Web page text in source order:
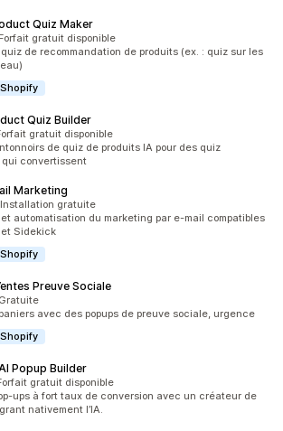
Quiz Maker
5
Forfait gratuit disponible
de recommandation de produits (ex. : quiz sur les
Quiz Builder
5
gratuit disponible
de quiz de produits IA pour des quiz
convertissent
Marketing
5
Installation gratuite
automatisation du marketing par e-mail compatibles
Sidekick
Preuve Sociale
5
Gratuite
avec des popups de preuve sociale, urgence
Popup Builder
5
gratuit disponible
ups à fort taux de conversion avec un créateur de
nativement l’IA.